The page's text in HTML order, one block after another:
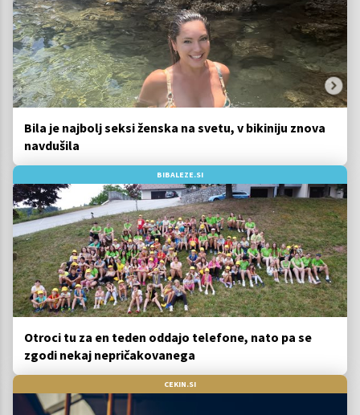
Bila je najbolj seksi ženska na svetu, v bikiniju znova
navdušila
BIBALEZE.SI
Otroci tu za en teden oddajo telefone, nato pa se
zgodi nekaj nepričakovanega
CEKIN.SI